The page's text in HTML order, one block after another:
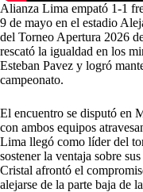
Alianza Lima empató 1-1
9 de mayo en el estadio
del Torneo Apertura 2026
rescató la igualdad en los
Esteban Pavez y logró
campeonato.
El encuentro se disputó en
con ambos equipos
Lima llegó como líder del
sostener la ventaja sobre
Cristal afrontó el
alejarse de la parte baja de